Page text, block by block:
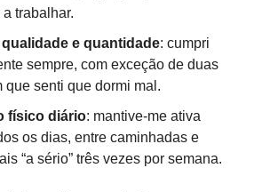
trabalhar.
e quantidade: cumpri
sempre, com exceção de duas
que senti que dormi mal.
físico diário: mantive-me ativa
os dias, entre caminhadas e
“a sério” três vezes por semana.